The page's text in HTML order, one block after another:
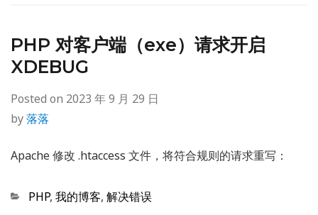
PHP 对客户端（exe）请求开启
XDEBUG
Posted on 2023 年 9 月 29 日
by落落
Apache 修改 .htaccess 文件，将符合规则的请求重写：
Categories
PHP, 我的博客, 解决错误